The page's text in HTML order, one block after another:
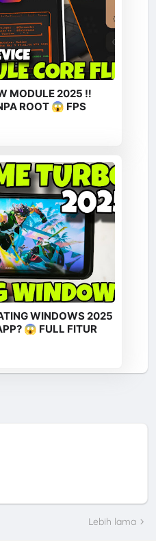
MODULE 2025 ‼️
ROOT 😱 FPS
WINDOWS 2025
😱 FULL FITUR
Lebih lama